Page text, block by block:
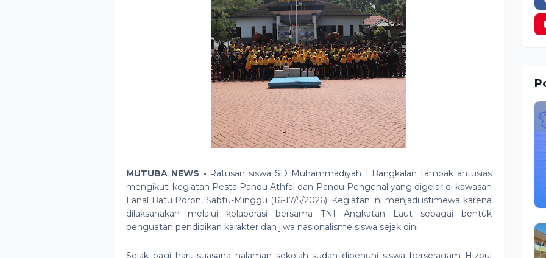
MUTUBA NEWS - Ratusan siswaSD Muhammadiyah 1 Bangkalan tampak antusias
mengikuti kegiatan Pesta Pandu Athfal dan Pandu Pengenal yang digelar di kawasan
Lanal Batu Poron, Sabtu-Minggu (16-17/5/2026). Kegiatan ini menjadi istimewa karena
dilaksanakan melalui kolaborasi bersama TNI Angkatan Laut sebagai bentuk
penguatan pendidikan karakter dan jiwa nasionalisme siswa sejak dini.
Sejak pagi hari, suasana halaman sekolah sudah dipenuhi siswa berseragam Hizbul